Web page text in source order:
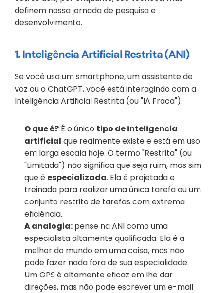
definem nossa jornada de pesquisa e
desenvolvimento.
1. Inteligência Artificial Restrita (ANI)
Se você usa um smartphone, um assistente de
voz ou o ChatGPT, você está interagindo com a
Inteligência Artificial Restrita (ou "IA Fraca").
O que é? É o único tipo de inteligencia
artificial que realmente existe e está em uso
em larga escala hoje. O termo "Restrita" (ou
"Limitada") não significa que seja ruim, mas sim
que é especializada. Ela é projetada e
treinada para realizar uma única tarefa ou um
conjunto restrito de tarefas com extrema
eficiência.
A analogia: pense na ANI como uma
especialista altamente qualificada. Ela é a
melhor do mundo em uma coisa, mas não
pode fazer nada fora de sua especialidade.
Um GPS é altamente eficaz em lhe dar
direções, mas não pode escrever um e-mail